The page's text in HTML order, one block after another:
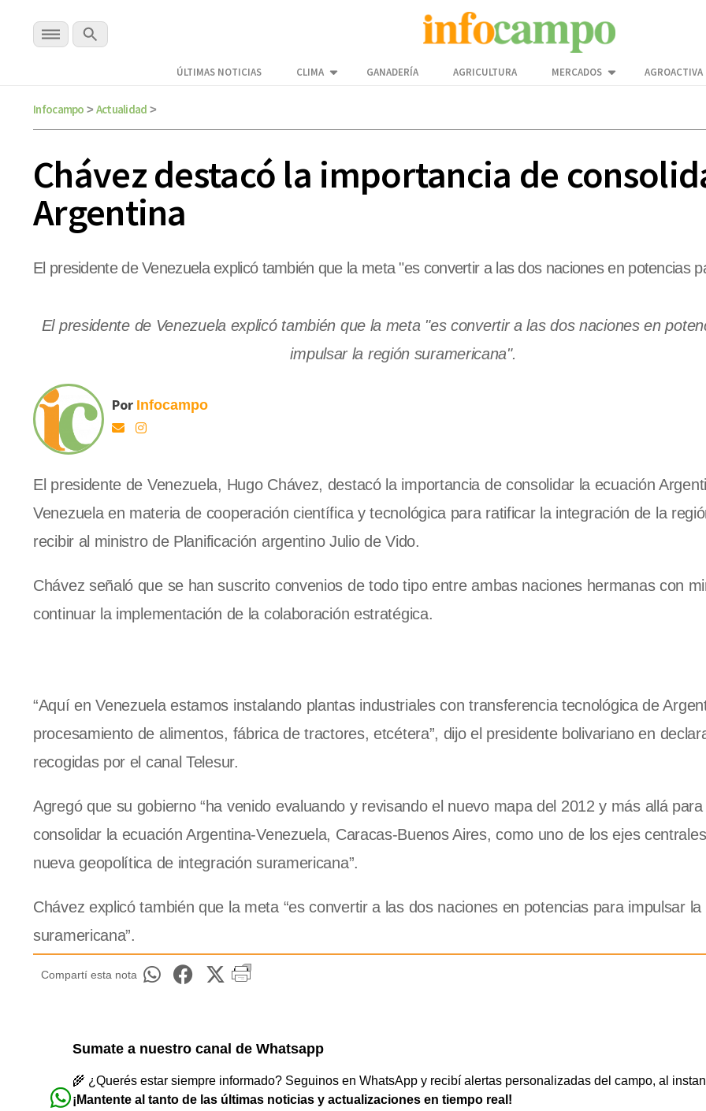
ÚLTIMAS NOTICIAS CLIMA GANADERÍA AGRICULTURA MERCADOS AGROACTIVA
Infocampo > Actualidad >
Chávez destacó la importancia de
Argentina
El presidente de Venezuela explicó también que la meta "es convertir a las dos naciones en potencias
El presidente de Venezuela explicó también que la meta "es convertir a las dos naciones en
impulsar la región suramericana".
Por Infocampo
El presidente de Venezuela, Hugo Chávez, destacó la importancia de consolidar la ecuación
Venezuela en materia de cooperación científica y tecnológica para ratificar la integración de la
recibir al ministro de Planificación argentino Julio de Vido.
Chávez señaló que se han suscrito convenios de todo tipo entre ambas naciones hermanas con
continuar la implementación de la colaboración estratégica.
“Aquí en Venezuela estamos instalando plantas industriales con transferencia tecnológica de
procesamiento de alimentos, fábrica de tractores, etcétera”, dijo el presidente bolivariano en
recogidas por el canal Telesur.
Agregó que su gobierno “ha venido evaluando y revisando el nuevo mapa del 2012 y más allá para
consolidar la ecuación Argentina-Venezuela, Caracas-Buenos Aires, como uno de los ejes
nueva geopolítica de integración suramericana”.
Chávez explicó también que la meta “es convertir a las dos naciones en potencias para impulsar la
suramericana”.
Compartí esta nota
Sumate a nuestro canal de Whatsapp
🌾 ¿Querés estar siempre informado? Seguinos en WhatsApp y recibí alertas personalizadas del campo, al
¡Mantente al tanto de las últimas noticias y actualizaciones en tiempo real!